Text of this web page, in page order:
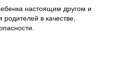
настоящим другом и
родителей в качестве,